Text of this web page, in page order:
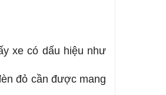
xe có dấu hiệu như
đỏ cần được mang